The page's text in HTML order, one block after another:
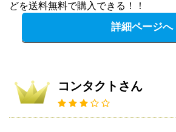
どを送料無料で購入できる！！
詳細ページへ
コンタクトさん